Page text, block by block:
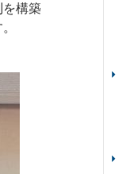
を構築